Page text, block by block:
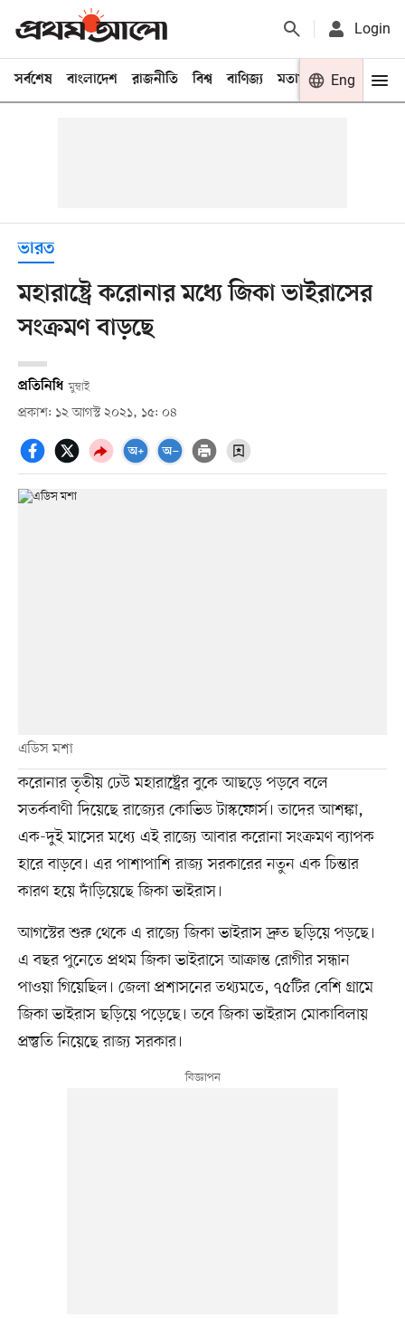
Login
সর্বশেষ বাংলাদেশ রাজনীতি বিশ্ব বাণিজ্য মতামত খেলা
Eng
ভারত
মহারাষ্ট্রে করোনার মধ্যে জিকা ভাইরাসের
সংক্রমণ বাড়ছে
প্রতিনিধি মুম্বাই
প্রকাশ: ১২ আগস্ট ২০২১, ১৫: ০৪
এডিস মশা
করোনার তৃতীয় ঢেউ মহারাষ্ট্রের বুকে আছড়ে পড়বে বলে
সতর্কবাণী দিয়েছে রাজ্যের কোভিড টাস্কফোর্স। তাদের আশঙ্কা,
এক-দুই মাসের মধ্যে এই রাজ্যে আবার করোনা সংক্রমণ ব্যাপক
হারে বাড়বে। এর পাশাপাশি রাজ্য সরকারের নতুন এক চিন্তার
কারণ হয়ে দাঁড়িয়েছে জিকা ভাইরাস।
আগস্টের শুরু থেকে এ রাজ্যে জিকা ভাইরাস দ্রুত ছড়িয়ে পড়ছে।
এ বছর পুনেতে প্রথম জিকা ভাইরাসে আক্রান্ত রোগীর সন্ধান
পাওয়া গিয়েছিল। জেলা প্রশাসনের তথ্যমতে, ৭৫টির বেশি গ্রামে
জিকা ভাইরাস ছড়িয়ে পড়েছে। তবে জিকা ভাইরাস মোকাবিলায়
প্রস্তুতি নিয়েছে রাজ্য সরকার।